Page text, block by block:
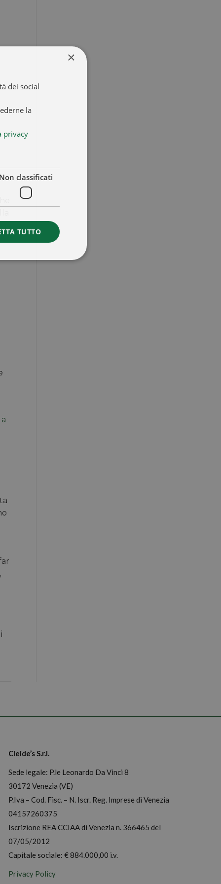
Cleide’s S.r.l.
Sede legale: P.le Leonardo Da Vinci 8
30172 Venezia (VE)
P.Iva – Cod. Fisc. – N. Iscr. Reg. Imprese di Venezia
04157260375
Iscrizione REA CCIAA di Venezia n. 366465 del
07/05/2012
Capitale sociale: € 884.000,00 i.v.
Privacy Policy
×
dei social
la
privacy
classificati
TUTTO